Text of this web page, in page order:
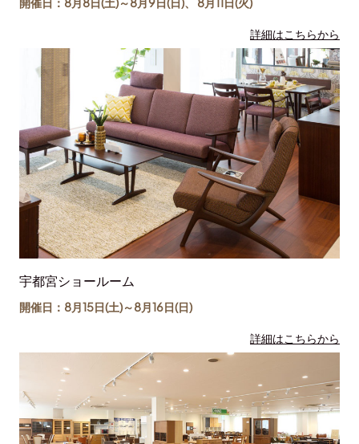
詳細はこちらから
宇都宮ショールーム
開催日：8月15日(土)～8月16日(日)
詳細はこちらから